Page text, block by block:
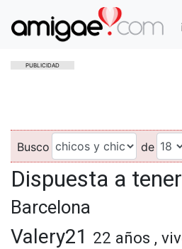
PUBLICIDAD
Busco de
Dispuesta a
Barcelona
Valery21 22 años ,